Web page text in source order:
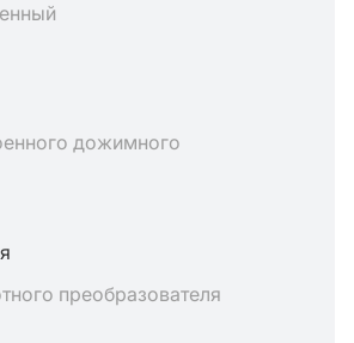
дожимного
преобразователя